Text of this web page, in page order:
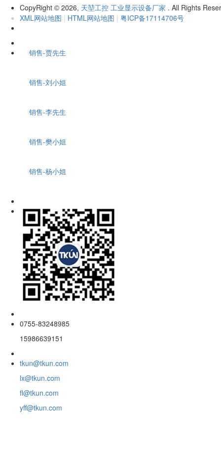
CopyRight © 2026, 天堃工控 工业显示设备厂家 . All Rights
XML网站地图 | HTML网站地图 | 粤ICP备17114706号
销售-贾先生
销售-刘小姐
销售-李先生
销售-樊小姐
销售-杨小姐
0755-83248985
15986639151
tkun@tkun.com
lx@tkun.com
fl@tkun.com
yff@tkun.com